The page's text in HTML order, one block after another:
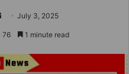
SendJuly 3, 2025
76 1 minute read